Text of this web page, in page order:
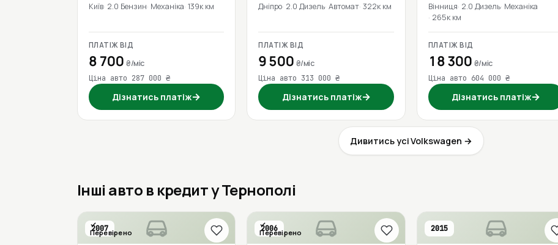
Київ 2.0 Бензин Механіка 139к км
ПЛАТІЖ ВІД
8 700₴/міс
Ціна авто 287 000 ₴
Дізнатись платіж→
Дніпро 2.0 Дизель Автомат 322к км
ПЛАТІЖ ВІД
9 500 ₴/міс
Ціна авто 313 000 ₴
Дізнатись платіж→
Вінниця 2.0 Дизель Механіка
265к км
ПЛАТІЖ ВІД
18 300 ₴/міс
Ціна авто 604 000 ₴
Дізнатись платіж→
Дивитись усі Volkswagen →
Інші авто в кредит у Тернополі
2007
Перевірено 2006
Перевірено 2015